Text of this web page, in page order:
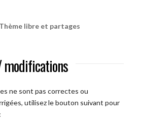
Thème libre et partages
modifications
ne sont pas correctes ou
utilisez le bouton suivant pour